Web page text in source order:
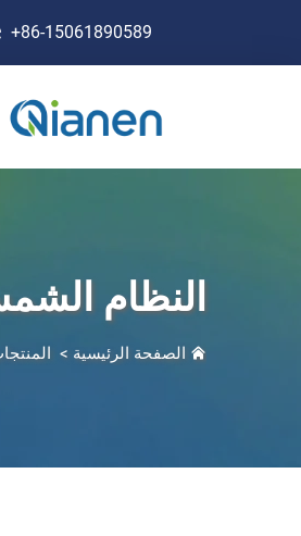
+86-15061890589
النظام
الصفحة الرئيسية >